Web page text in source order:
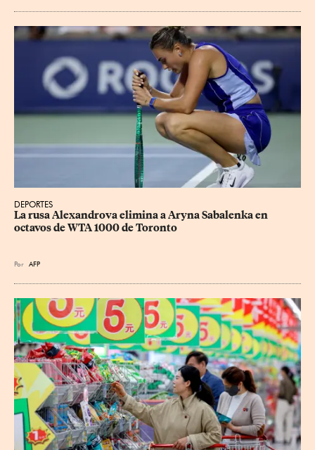
DEPORTES
La rusa Alexandrova elimina a Aryna Sabalenka en
octavos de WTA 1000 de Toronto
Por AFP